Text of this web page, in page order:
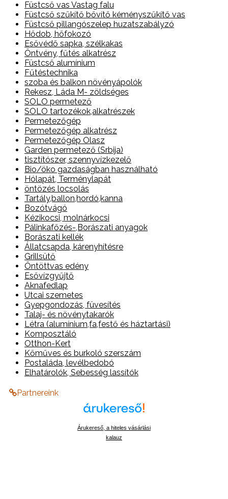
Füstcső vas Vastag falu
Füstcső szűkítő bővítő kéményszűkítő vas
Füstcső pillangószelep huzatszabályzó
Hődob, hőfokozó
Esővédő sapka, szélkakas
Öntvény, fűtés alkatrész
Füstcső alumínium
Fűtéstechnika
szoba és balkon növényápolók
Rekesz, Láda M- zöldséges
SOLO permetező
SOLO tartozékok,alkatrészek
Permetezőgép
Permetezőgép alkatrész
Permetezőgép Olasz
Garden permetező (Srbija)
tisztítószer, szennyvízkezelő
Bio/öko gazdaságban használható
Hólapát, Terménylapát
öntözés locsolás
Tartály,ballon,hordó,kanna
Bozótvágó
Kézikocsi, molnárkocsi
Pálinkafőzés-,Borászati anyagok
Borászati kellék
Állatcsapda, kárenyhítésre
Grillsütő
Öntöttvas edény
Esővízgyűjtő
Aknafedlap
Utcai szemetes
Gyepgondozás, füvesítés
Talaj- és növénytakarók
Létra (alumínium,fa,festő és háztartási)
Komposztáló
Otthon-Kert
Kőműves és burkoló szerszám
Postaláda, levélbedobó
Elhatárolók, Sebesség lassítók
Partnereink
Árukereső, a hiteles vásárlási
kalauz